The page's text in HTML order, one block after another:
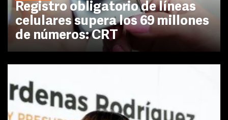
Registro obligatorio de líneas
celulares supera los 69 millones
de números: CRT